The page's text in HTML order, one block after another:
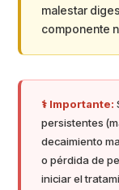
malestar
componente
⚕️ Importante:
persistentes
decaimiento
o pérdida de
iniciar el